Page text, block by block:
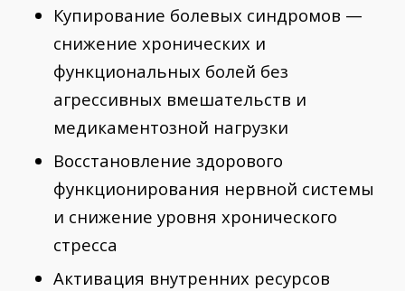
Купирование болевых синдромов —
снижение хронических и
функциональных болей без
агрессивных вмешательств и
медикаментозной нагрузки
Восстановление здорового
функционирования нервной системы
и снижение уровня хронического
стресса
Активация внутренних ресурсов